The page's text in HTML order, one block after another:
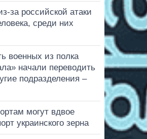
за российской атаки
среди них
военных из полка
начали переводить
подразделения –
могут вдвое
украинского зерна